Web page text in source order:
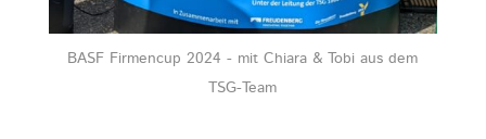
BASF Firmencup 2024 - mit Chiara & Tobi aus dem
TSG-Team